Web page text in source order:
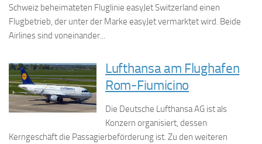
Schweiz beheimateten Fluglinie easyJet Switzerland einen
Flugbetrieb, der unter der Marke easyJet vermarktet wird. Beide
Airlines sind voneinander...
Lufthansa am Flughafen
Rom-Fiumicino
Die Deutsche Lufthansa AG ist als
Konzern organisiert, dessen
Kerngeschäft die Passagierbeförderung ist. Zu den weiteren